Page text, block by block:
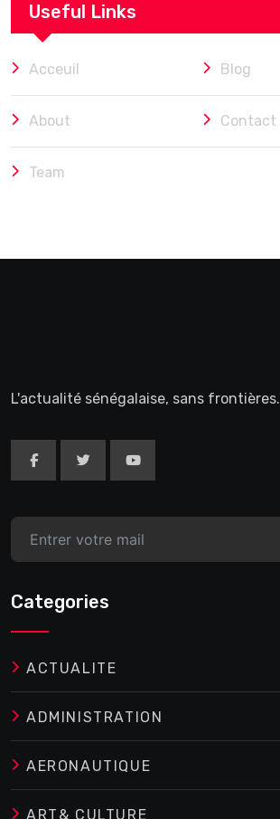
Useful Links
Acceuil Blog
About Contact
Team
L'actualité sénégalaise, sans frontières.
Categories
ACTUALITE
ADMINISTRATION
AERONAUTIQUE
ART& CULTURE